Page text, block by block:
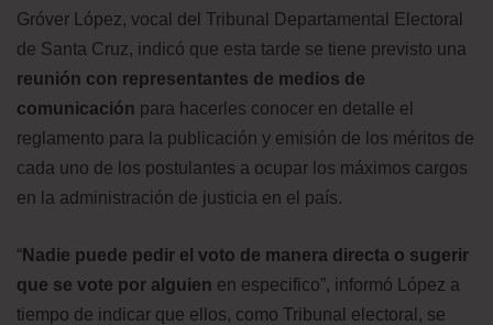
Gróver López, vocal del Tribunal Departamental Electoral
de Santa Cruz, indicó que esta tarde se tiene previsto una
reunión con representantes de medios de
comunicación para hacerles conocer en detalle el
reglamento para la publicación y emisión de los méritos de
cada uno de los postulantes a ocupar los máximos cargos
en la administración de justicia en el país.
“Nadie puede pedir el voto de manera directa o sugerir
que se vote por alguien en especifico”, informó López a
tiempo de indicar que ellos, como Tribunal electoral, se